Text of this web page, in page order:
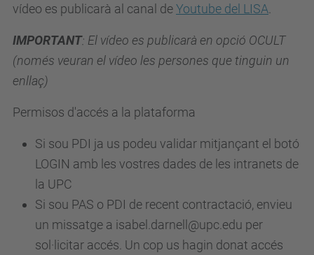
vídeo es publicarà al canal deYoutube del LISA
IMPORTANT: El vídeo es publicarà en opció OCULT
(només veuran el vídeo les persones que tinguin un
enllaç)
Permisos d'accés a la plataforma
Si sou PDI ja us podeu validar mitjançant el botó
LOGIN amb les vostres dades de les intranets de
la UPC
Si sou PAS o PDI de recent contractació, envieu
un missatge a isabel.darnell@upc.edu per
sol·licitar accés. Un cop us hagin donat accés